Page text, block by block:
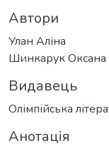
Автори
Улан Аліна
Шинкарук Оксана
Видавець
Олімпійська
Анотація